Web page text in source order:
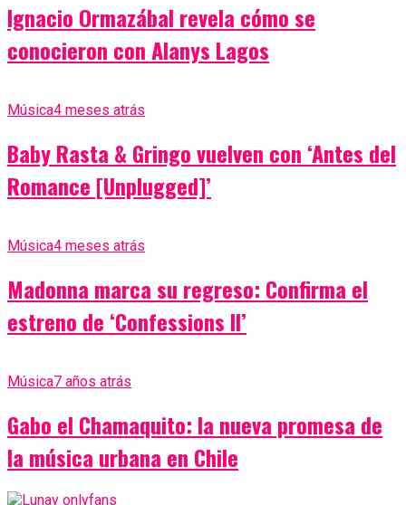
Ignacio Ormazábal revela cómo se
conocieron con Alanys Lagos
Música4 meses atrás
Baby Rasta & Gringo vuelven con ‘Antes del
Romance [Unplugged]’
Música4 meses atrás
Madonna marca su regreso: Confirma el
estreno de ‘Confessions II’
Música7 años atrás
Gabo el Chamaquito: la nueva promesa de
la música urbana en Chile